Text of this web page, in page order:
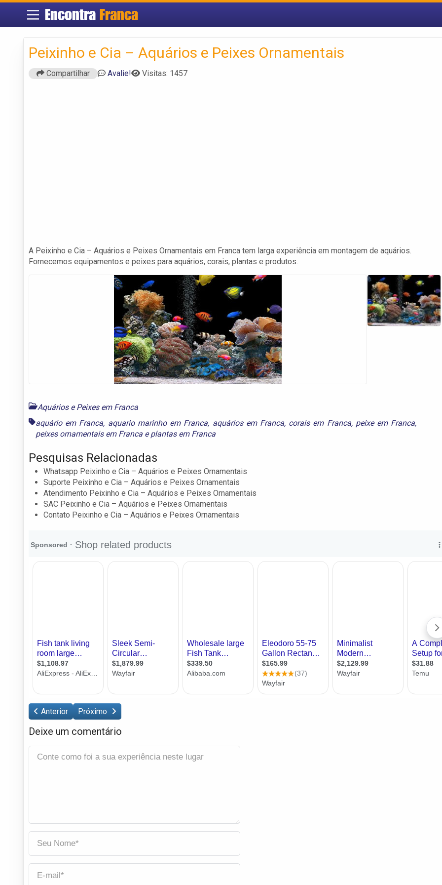
Encontra Franca
Peixinho e Cia – Aquários e Peixes Ornamentais
Compartilhar Avalie! Visitas: 1457
A Peixinho e Cia – Aquários e Peixes Ornamentais em Franca tem larga experiência em montagem de aquários.
Fornecemos equipamentos e peixes para aquários, corais, plantas e produtos.
Aquários e Peixes em Franca
aquário em Franca, aquario marinho em Franca, aquários em Franca, corais em Franca, peixe em Franca,
peixes ornamentais em Franca eplantas em Franca
Pesquisas Relacionadas
Whatsapp Peixinho e Cia – Aquários e Peixes Ornamentais
Suporte Peixinho e Cia – Aquários e Peixes Ornamentais
Atendimento Peixinho e Cia – Aquários e Peixes Ornamentais
SAC Peixinho e Cia – Aquários e Peixes Ornamentais
Contato Peixinho e Cia – Aquários e Peixes Ornamentais
Anterior Próximo
Deixe um comentário